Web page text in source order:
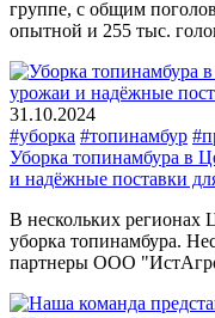
группе, с общим
опытной и 255 тыс.
31.10.2024
#уборка #топинамбур
Уборка топинамбура в
и надёжные поставки
В нескольких регионах
уборка топинамбура.
партнеры ООО